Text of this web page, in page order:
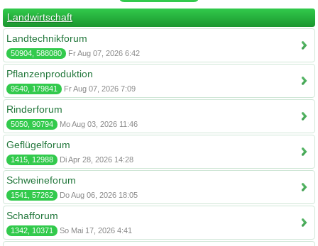
Landwirtschaft
Landtechnikforum
50904, 588080 Fr Aug 07, 2026 6:42
Pflanzenproduktion
9540, 179841 Fr Aug 07, 2026 7:09
Rinderforum
5050, 90794 Mo Aug 03, 2026 11:46
Geflügelforum
1415, 12988 Di Apr 28, 2026 14:28
Schweineforum
1541, 57262 Do Aug 06, 2026 18:05
Schafforum
1342, 10371 So Mai 17, 2026 4:41